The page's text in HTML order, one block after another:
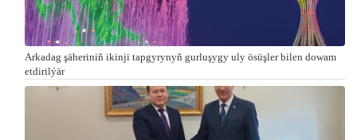
Arkadag şäheriniň ikinji tapgyrynyň gurluşygy uly ösüşler bilen dowam
etdirilýär